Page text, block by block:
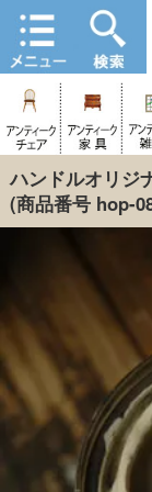
ハンドルオリジ
(商品番号 hop-